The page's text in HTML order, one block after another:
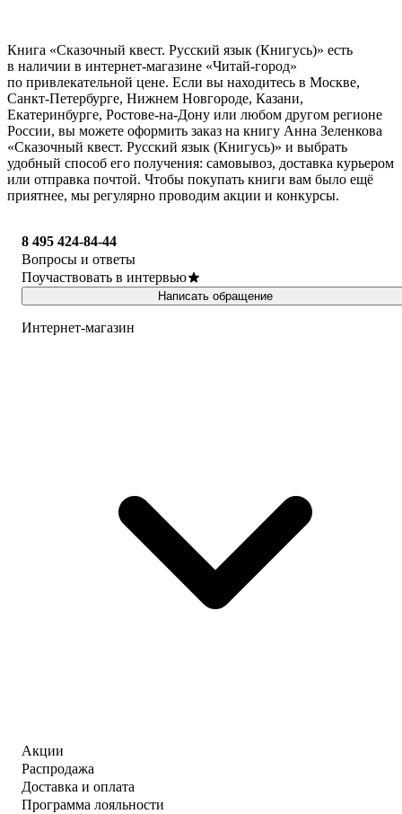
Книга «Сказочный квест. Русский язык (Книгусь)» есть
в наличии в интернет-магазине «Читай-город»
по привлекательной цене. Если вы находитесь в Москве,
Санкт-Петербурге, Нижнем Новгороде, Казани,
Екатеринбурге, Ростове-на-Дону или любом другом регионе
России, вы можете оформить заказ на книгу Анна Зеленкова
«Сказочный квест. Русский язык (Книгусь)» и выбрать
удобный способ его получения: самовывоз, доставка курьером
или отправка почтой. Чтобы покупать книги вам было ещё
приятнее, мы регулярно проводим акции и конкурсы.
8 495 424-84-44
Вопросы и ответы
Поучаствовать в интервью
Написать обращение
Интернет-магазин
Акции
Распродажа
Доставка и оплата
Программа лояльности